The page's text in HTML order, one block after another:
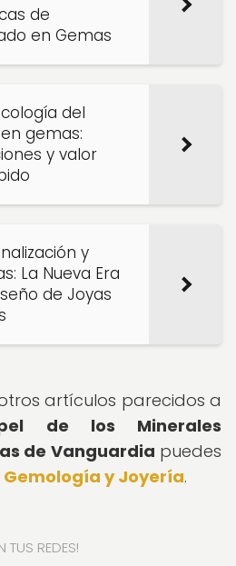
de
en Gemas
del
gemas:
y valor
y
La Nueva Era
de Joyas
artículos parecidos a
de los Minerales
de Vanguardia puedes
Gemología y Joyería.
TUS REDES!